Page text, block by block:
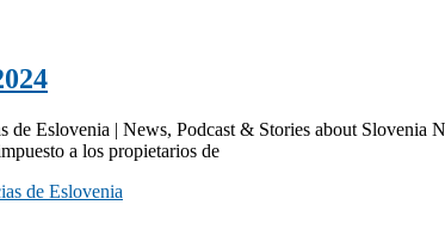
de Eslovenia | News, Podcast & Stories about
a los propietarios de
de Eslovenia